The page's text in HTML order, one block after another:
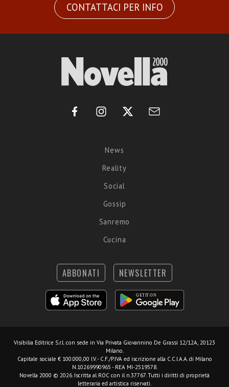
CONTATTACI PER INFO
News
Reality
Social
Gossip
Sanremo
Cucina
ABBONATI NEWSLETTER
Visibilia Editrice S.r.l. con sede in Via Privata Giovannino De Grassi 12/12A, 20123
Milano.
Capitale sociale € 100.000,00 I.V. - C.F./P.IVA ed iscrizione alla C.C.I.A.A. di Milano
N.10269990965 - REA MI-2519578.
Novella 2000 © 2026. Iscritta al ROC con il n.37767. Tutti i diritti di proprietà
letteraria ed artistica riservati.